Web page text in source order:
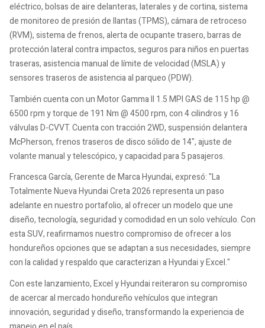
eléctrico, bolsas de aire delanteras, laterales y de cortina, sistema
de monitoreo de presión de llantas (TPMS), cámara de retroceso
(RVM), sistema de frenos, alerta de ocupante trasero, barras de
protección lateral contra impactos, seguros para niños en puertas
traseras, asistencia manual de límite de velocidad (MSLA) y
sensores traseros de asistencia al parqueo (PDW).
También cuenta con un Motor Gamma II 1.5 MPI GAS de 115 hp @
6500 rpm y torque de 191 Nm @ 4500 rpm, con 4 cilindros y 16
válvulas D-CVVT. Cuenta con tracción 2WD, suspensión delantera
McPherson, frenos traseros de disco sólido de 14", ajuste de
volante manual y telescópico, y capacidad para 5 pasajeros.
Francesca García, Gerente de Marca Hyundai, expresó: "La
Totalmente Nueva Hyundai Creta 2026 representa un paso
adelante en nuestro portafolio, al ofrecer un modelo que une
diseño, tecnología, seguridad y comodidad en un solo vehículo. Con
esta SUV, reafirmamos nuestro compromiso de ofrecer a los
hondureños opciones que se adaptan a sus necesidades, siempre
con la calidad y respaldo que caracterizan a Hyundai y Excel."
Con este lanzamiento, Excel y Hyundai reiteraron su compromiso
de acercar al mercado hondureño vehículos que integran
innovación, seguridad y diseño, transformando la experiencia de